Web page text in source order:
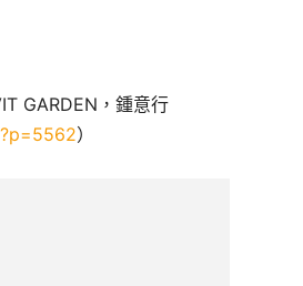
GARDEN，鍾意行
）